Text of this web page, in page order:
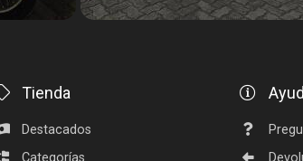
Tienda
Destacados
Categorías